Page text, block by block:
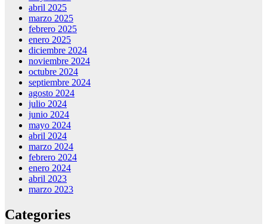
abril 2025
marzo 2025
febrero 2025
enero 2025
diciembre 2024
noviembre 2024
octubre 2024
septiembre 2024
agosto 2024
julio 2024
junio 2024
mayo 2024
abril 2024
marzo 2024
febrero 2024
enero 2024
abril 2023
marzo 2023
Categories